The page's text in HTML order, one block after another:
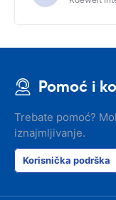
Pomoć i
Trebate pomoć?
iznajmljivanje.
Korisnička podrška